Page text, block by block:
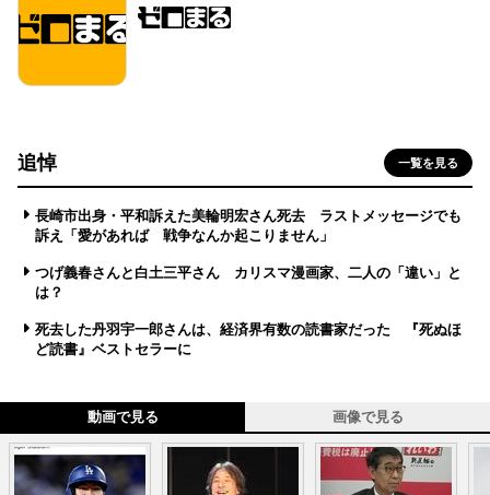
追悼 一覧を見る
長崎市出身・平和訴えた美輪明宏さん死去 ラストメッセージでも
訴え「愛があれば 戦争なんか起こりません」
つげ義春さんと白土三平さん カリスマ漫画家、二人の「違い」と
は？
死去した丹羽宇一郎さんは、経済界有数の読書家だった 『死ぬほ
ど読書』ベストセラーに
動画で見る 画像で見る